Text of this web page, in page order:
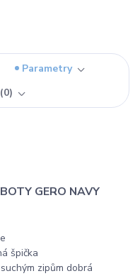
Parametry
0
GERO NAVY
špička
zipům dobrá